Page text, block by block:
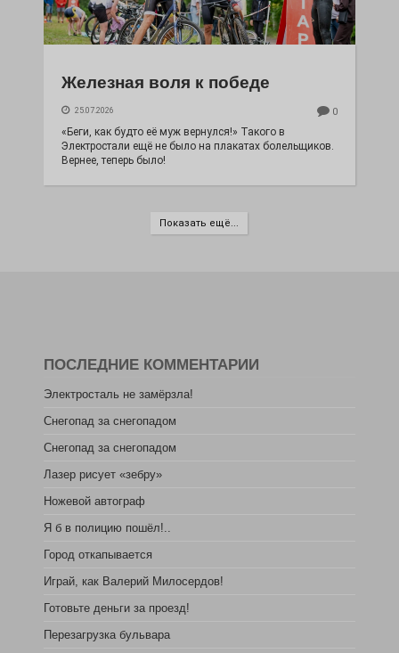
Железная воля к победе
25.07.2026 0
«Беги, как будто её муж вернулся!» Такого в
Электростали ещё не было на плакатах болельщиков.
Вернее, теперь было!
Показать ещё...
ПОСЛЕДНИЕ КОММЕНТАРИИ
Электросталь не замёрзла!
Снегопад за снегопадом
Снегопад за снегопадом
Лазер рисует «зебру»
Ножевой автограф
Я б в полицию пошёл!..
Город откапывается
Играй, как Валерий Милосердов!
Готовьте деньги за проезд!
Перезагрузка бульвара